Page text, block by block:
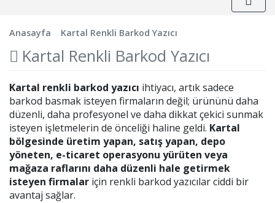
Anasayfa Kartal Renkli Barkod Yazıcı
Kartal Renkli Barkod Yazıcı
Kartal renkli barkod yazıcı ihtiyacı, artık sadece
barkod basmak isteyen firmaların değil; ürününü daha
düzenli, daha profesyonel ve daha dikkat çekici sunmak
isteyen işletmelerin de önceliği haline geldi. Kartal
bölgesinde üretim yapan, satış yapan, depo
yöneten, e-ticaret operasyonu yürüten veya
mağaza raflarını daha düzenli hale getirmek
isteyen firmalar için renkli barkod yazıcılar ciddi bir
avantaj sağlar.